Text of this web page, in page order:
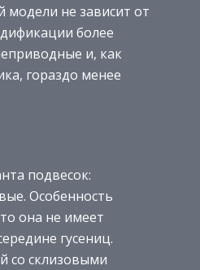
модели не зависит от
более
и, как
гораздо менее
подвесок:
Особенность
она не имеет
гусениц.
со склизовыми